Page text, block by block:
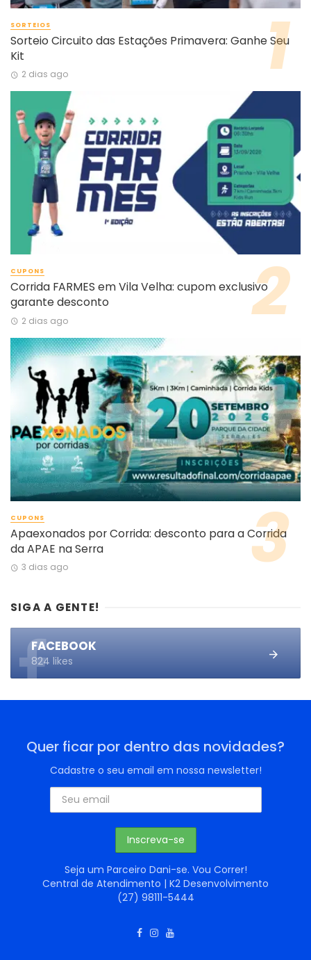
SORTEIOS
Sorteio Circuito das Estações Primavera: Ganhe Seu
Kit
2 dias ago
CUPONS
Corrida FARMES em Vila Velha: cupom exclusivo
garante desconto
2 dias ago
CUPONS
Apaexonados por Corrida: desconto para a Corrida
da APAE na Serra
3 dias ago
SIGA A GENTE!
FACEBOOK
824 likes
Quer ficar por dentro das novidades?
Cadastre o seu email em nossa newsletter!
Seja um Parceiro Dani-se. Vou Correr!
Central de Atendimento | K2 Desenvolvimento
(27) 98111-5444